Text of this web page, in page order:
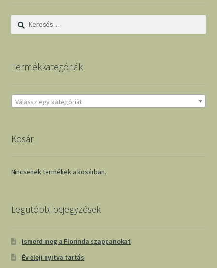
Keresés:
Termékkategóriák
Válassz egy kategóriát
Kosár
Nincsenek termékek a kosárban.
Legutóbbi bejegyzések
Ismerd meg a Florinda szappanokat
Év eleji nyitva tartás